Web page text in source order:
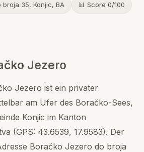
broja 35, Konjic, BA 📊 Score 0/100
Jezero
Jezero ist ein privater
am Ufer des Boračko-Sees,
Konjic im Kanton
(GPS: 43.6539, 17.9583). Der
Boračko Jezero do broja